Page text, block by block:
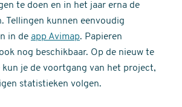
te doen en in het jaar erna de
Tellingen kunnen eenvoudig
in de app Avimap. Papieren
nog beschikbaar. Op de nieuw te
kun je de voortgang van het project,
statistieken volgen.